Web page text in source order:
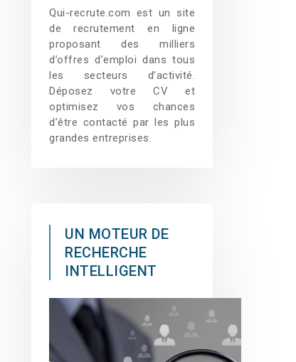
Qui-recrute.com est un site
de recrutement en ligne
proposant des milliers
d’offres d’emploi dans tous
les secteurs d’activité.
Déposez votre CV et
optimisez vos chances
d’être contacté par les plus
grandes entreprises.
UN MOTEUR DE
RECHERCHE
INTELLIGENT